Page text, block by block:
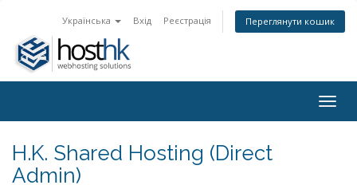
Українська Вхід Реєстрація Переглянути кошик
H.K. Shared Hosting (Direct
Admin)